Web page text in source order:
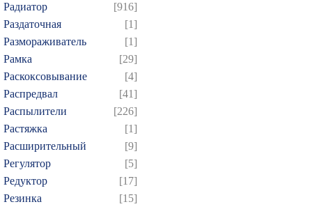
Радиатор
[916]
Раздаточная
[1]
Размораживатель
[1]
Рамка
[29]
Раскоксовывание
[4]
Распредвал
[41]
Распылители
[226]
Растяжка
[1]
Расширительный
[9]
Регулятор
[5]
Редуктор
[17]
Резинка
[15]